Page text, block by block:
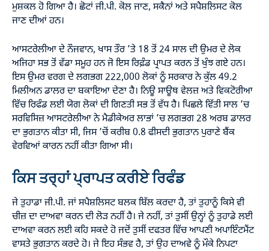
ਮੁਸ਼ਕਲ ਹੋ ਗਿਆ ਹੈ। ਛੋਟਾਂ ਜੀ.ਪੀ. ਕੋਲ ਜਾਣ, ਸਕੈਨਾਂ ਅਤੇ ਸਪੈਸ਼ਲਿਸਟ ਕੋਲ
ਜਾਣ ਦੀਆਂ ਹਨ।
ਆਸਟਰੇਲੀਆ ਦੇ ਨੌਜਵਾਨ, ਖਾਸ ਤੌਰ ’ਤੇ 18 ਤੋਂ 24 ਸਾਲ ਦੀ ਉਮਰ ਦੇ ਲੋਕ
ਅਜਿਹਾ ਸਭ ਤੋਂ ਵੱਡਾ ਸਮੂਹ ਹਨ ਜੋ ਇਸ ਰਿਫ਼ੰਡ ਪ੍ਰਾਪਤ ਕਰਨ ਤੋਂ ਖੁੰਝ ਗਏ ਹਨ।
ਇਸ ਉਮਰ ਵਰਗ ਦੇ ਲਗਭਗ 222,000 ਲੋਕਾਂ ਨੂੰ ਸਰਕਾਰ ਨੇ ਕੁੱਲ 49.2
ਮਿਲੀਅਨ ਡਾਲਰ ਦਾ ਬਕਾਇਆ ਦੇਣਾ ਹੈ। ਨਿਊ ਸਾਊਥ ਵੇਲਜ਼ ਅਤੇ ਵਿਕਟੋਰੀਆ
ਵਿੱਚ ਰਿਫੰਡ ਲਈ ਯੋਗ ਲੋਕਾਂ ਦੀ ਗਿਣਤੀ ਸਭ ਤੋਂ ਵੱਧ ਹੈ। ਪਿਛਲੇ ਵਿੱਤੀ ਸਾਲ ’ਚ
ਸਰਵਿਸਿਜ਼ ਆਸਟਰੇਲੀਆ ਨੇ ਮੈਡੀਕੇਅਰ ਲਾਭਾਂ ’ਚ ਲਗਭਗ 28 ਅਰਬ ਡਾਲਰ
ਦਾ ਭੁਗਤਾਨ ਕੀਤਾ ਸੀ, ਜਿਸ ’ਚੋਂ ਕਰੀਬ 0.8 ਫੀਸਦੀ ਭੁਗਤਾਨ ਪੁਰਾਣੇ ਬੈਂਕ
ਵੇਰਵਿਆਂ ਕਾਰਨ ਨਹੀਂ ਕੀਤਾ ਗਿਆ ਸੀ।
ਕਿਸ ਤਰ੍ਹਾਂ ਪ੍ਰਾਪਤ ਕਰੀਏ ਰਿਫੰਡ
ਜੇ ਤੁਹਾਡਾ ਜੀ.ਪੀ. ਜਾਂ ਸਪੈਸ਼ਲਿਸਟ ਬਲਕ ਬਿੱਲ ਕਰਦਾ ਹੈ, ਤਾਂ ਤੁਹਾਨੂੰ ਕਿਸੇ ਵੀ
ਚੀਜ਼ ਦਾ ਦਾਅਵਾ ਕਰਨ ਦੀ ਲੋੜ ਨਹੀਂ ਹੈ। ਜੇ ਨਹੀਂ, ਤਾਂ ਤੁਸੀਂ ਉਨ੍ਹਾਂ ਨੂੰ ਤੁਹਾਡੇ ਲਈ
ਦਾਅਵਾ ਕਰਨ ਲਈ ਕਹਿ ਸਕਦੇ ਹੋ ਜਦੋਂ ਤੁਸੀਂ ਦਫਤਰ ਵਿੱਚ ਆਪਣੀ ਅਪਾਇੰਟਮੈਂਟ
ਵਾਸਤੇ ਭੁਗਤਾਨ ਕਰਦੇ ਹੋ। ਜੇ ਇਹ ਸੰਭਵ ਹੈ, ਤਾਂ ਉਹ ਦਾਅਵੇ ਨੂੰ ਮੌਕੇ ਨਿਪਟਾ